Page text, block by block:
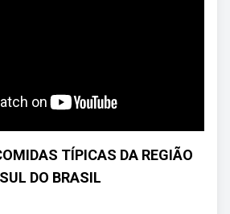
TÍPICAS DA REGIÃO
SUL DO BRASIL